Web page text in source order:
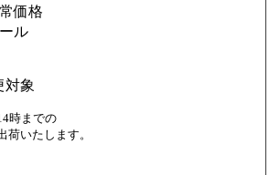
価格
ル
対象
時までの
荷いたします。